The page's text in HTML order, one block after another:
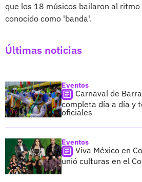
que los 18 músicos bailaron al ritmo
conocido como 'banda'.
Últimas noticias
Eventos
Carnaval de
completa día a día y
oficiales
Eventos
Viva México en
unió culturas en el